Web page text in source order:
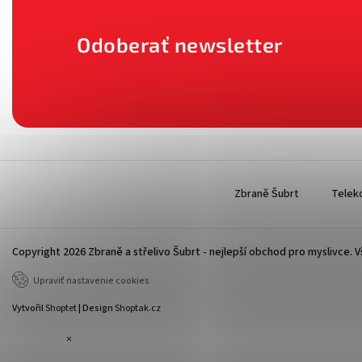
Odoberať newsletter
Zbraně Šubrt
Copyright 2026 Zbraně a střelivo Šubrt - nejlepší obchod pro myslivce.
Upraviť nastavenie cookies
VytvořilShoptet| Design Shoptak.cz
×